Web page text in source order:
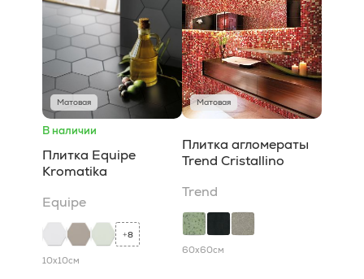
Матовая
В наличии
Плитка Equipe
Kromatika
Equipe
+8
10x10см
Матовая
Плитка агломераты
Trend Cristallino
Trend
60x60см